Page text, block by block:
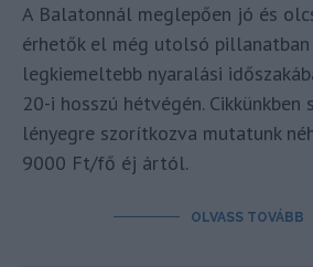
A Balatonnál meglepően jó és
érhetők el még utolsó pillanatban
legkiemeltebb nyaralási
20-i hosszú hétvégén. Cikkünkben
lényegre szorítkozva mutatunk
9000 Ft/fő éj ártól.
OLVASS TOVÁBB